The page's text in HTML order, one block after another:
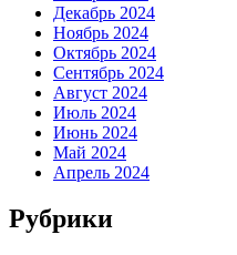
Декабрь 2024
Ноябрь 2024
Октябрь 2024
Сентябрь 2024
Август 2024
Июль 2024
Июнь 2024
Май 2024
Апрель 2024
Рубрики